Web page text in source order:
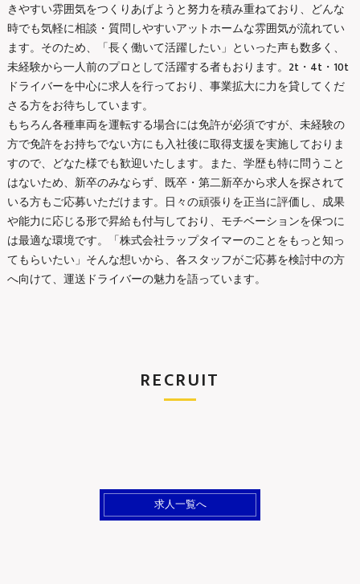
きやすい雰囲気をつくりあげようと努力を積み重ねており、どんな
時でも気軽に相談・質問しやすいアットホームな雰囲気が流れてい
ます。そのため、「長く働いて活躍したい」といった声も数多く、
未経験から一人前のプロとして活躍する者もおります。2t・4t・10t
ドライバーを中心に求人を行っており、事業拡大に力を貸してくだ
さる方をお待ちしています。
もちろん各種車両を運転する場合には免許が必須ですが、未経験の
方で免許をお持ちでない方にも入社後に取得支援を実施しておりま
すので、どなた様でも歓迎いたします。また、学歴も特に問うこと
はないため、新卒のみならず、既卒・第二新卒から求人を探されて
いる方もご応募いただけます。日々の頑張りを正当に評価し、成果
や能力に応じる形で昇給も付与しており、モチベーションを保つに
は最適な環境です。「株式会社ラップタイマーのことをもっと知っ
てもらいたい」そんな想いから、各スタッフがご応募を検討中の方
へ向けて、運送ドライバーの魅力を語っています。
RECRUIT
求人一覧へ